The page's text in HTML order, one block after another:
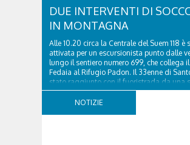
DUE INTERVENTI DI
IN MONTAGNA
Alle 10.20 circa la Centrale del Suem 118 è
attivata per un escursionista punto dalle
lungo il sentiero numero 699, che collega
Fedaia al Rifugio Padon. Il 33enne di
stato raggiunto con il fuoristrada da una
del Soccorso alpino della Val Pettorina...
NOTIZIE